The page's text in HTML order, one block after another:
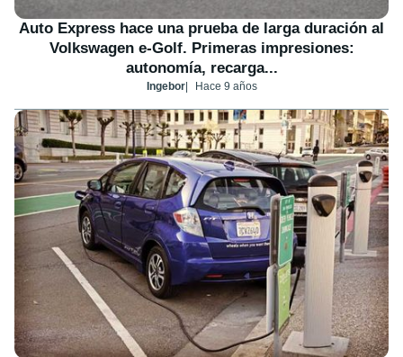
Auto Express hace una prueba de larga duración al
Volkswagen e-Golf. Primeras impresiones:
autonomía, recarga...
Ingebor Hace 9 años